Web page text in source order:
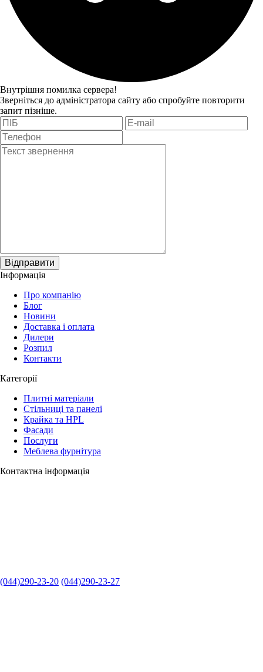
Внутрішня помилка сервера!
Зверніться до адміністратора сайту або спробуйте повторити
запит пізніше.
Відправити
Інформація
Про компанію
Блог
Новини
Доставка і оплата
Дилери
Розпил
Контакти
Категорії
Плитні матеріали
Стільниці та панелі
Крайка та HPL
Фасади
Послуги
Меблева фурнітура
Контактна інформація
(044)290-23-20 (044)290-23-27